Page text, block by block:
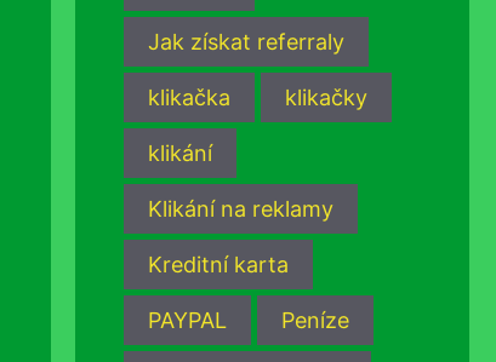
Jak získat referraly
klikačka klikačky
klikání
Klikání na reklamy
Kreditní karta
PAYPAL Peníze